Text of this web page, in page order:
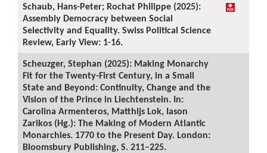
Schaub, Hans-Peter; Rochat Philippe (2025):
Assembly Democracy between Social
Selectivity and Equality. Swiss Political Science
Review, Early View: 1-16.
Scheuzger, Stephan (2025): Making Monarchy
Fit for the Twenty-First Century, in a Small
State and Beyond: Continuity, Change and the
Vision of the Prince in Liechtenstein. In:
Carolina Armenteros, Matthijs Lok, Iason
Zarikos (Hg.): The Making of Modern Atlantic
Monarchies. 1770 to the Present Day. London:
Bloomsbury Publishing, S. 211–225.